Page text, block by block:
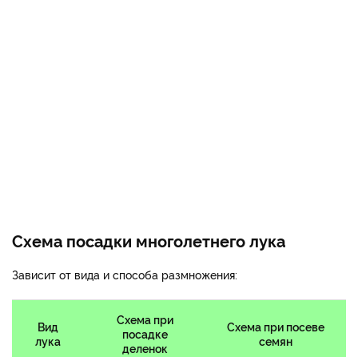
Схема посадки многолетнего лука
Зависит от вида и способа размножения:
Вид
лука
Схема при
посадке
деленок
Схема при посеве
семян